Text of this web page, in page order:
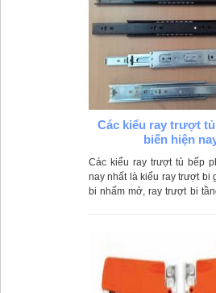
Các kiểu ray trượt
biến hiện
Các kiểu ray trượt tủ bếp
nay nhất là kiểu ray trượt bi
bi nhấm mở, ray trượt bi